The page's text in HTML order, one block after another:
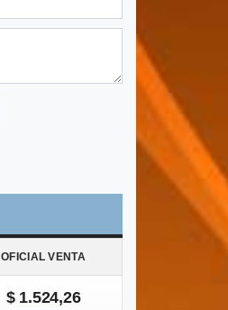
OFICIAL VENTA
$ 1.524,26